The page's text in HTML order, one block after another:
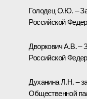
Голодец О.Ю. –
Российской
Дворкович А.В. –
Российской
Духанина Л.Н. –
Общественной